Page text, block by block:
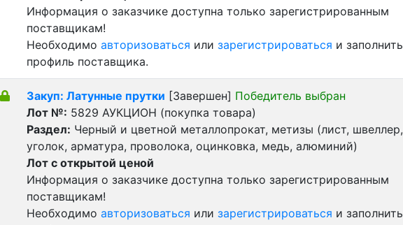
Информация о заказчике доступна только зарегистрированным
поставщикам!
Необходимо авторизоваться или зарегистрироваться и заполнить
профиль поставщика.
Закуп: Латунные прутки [Завершен] Победитель выбран
Лот №: 5829 АУКЦИОН (покупка товара)
Раздел: Черный и цветной металлопрокат, метизы (лист, швеллер,
уголок, арматура, проволока, оцинковка, медь, алюминий)
Лот с открытой ценой
Информация о заказчике доступна только зарегистрированным
поставщикам!
Необходимо авторизоваться или зарегистрироваться и заполнить